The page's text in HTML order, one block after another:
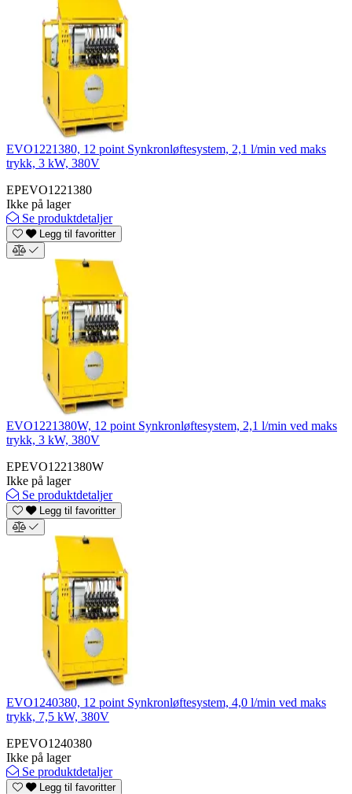
EVO1221380, 12 point Synkronløftesystem, 2,1 l/min ved maks
trykk, 3 kW, 380V
EPEVO1221380
Ikke på lager
Se produktdetaljer
Legg til favoritter
EVO1221380W, 12 point Synkronløftesystem, 2,1 l/min ved maks
trykk, 3 kW, 380V
EPEVO1221380W
Ikke på lager
Se produktdetaljer
Legg til favoritter
EVO1240380, 12 point Synkronløftesystem, 4,0 l/min ved maks
trykk, 7,5 kW, 380V
EPEVO1240380
Ikke på lager
Se produktdetaljer
Legg til favoritter